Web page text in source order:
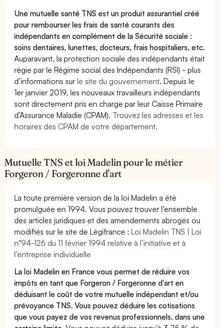
Une mutuelle santé TNS est un produit assurantiel créé
pour rembourser les frais de santé courants des
indépendants en complément de la Sécurité sociale :
soins dentaires, lunettes, docteurs, frais hospitaliers, etc.
Auparavant, la protection sociale des indépendants était
régie par le Régime social des Indépendants (RSI) - plus
d’informations surle site du gouvernement. Depuis le
1er janvier 2019, les nouveaux travailleurs indépendants
sont directement pris en charge par leur Caisse Primaire
d’Assurance Maladie (CPAM). Trouvez les adresses et les
horaires des CPAM de votre département.
Mutuelle TNS et loi Madelin pour le métier
Forgeron / Forgeronne d'art
La toute première version de la loi Madelin a été
promulguée en 1994. Vous pouvez trouver l’ensemble
des articles juridiques et des amendements abrogés ou
modifiés sur le site de Légifrance :Loi Madelin TNS | Loi
n°94-126 du 11 février 1994 relative à l’initiative et à
l’entreprise individuelle
La loi Madelin en France vous permet de réduire vos
impôts en tant que Forgeron / Forgeronne d'art en
déduisant le coût de votre mutuelle indépendant et/ou
prévoyance TNS. Vous pouvez déduire les cotisations
que vous payez de vos revenus professionnels, dans une